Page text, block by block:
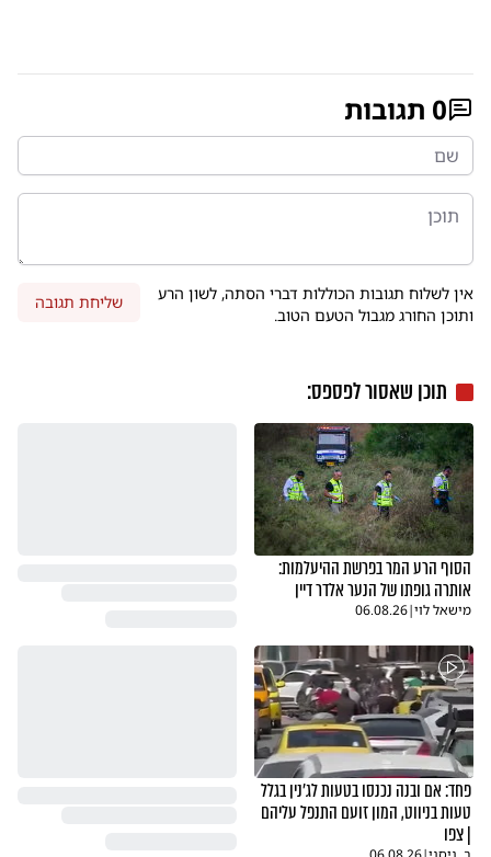
0 תגובות
אין לשלוח תגובות הכוללות דברי הסתה, לשון הרע
ותוכן החורג מגבול הטעם הטוב.
שליחת תגובה
תוכן שאסור לפספס:
הסוף הרע המר בפרשת ההיעלמות:
אותרה גופתו של הנער אלדר דיין
מישאל לוי|
06.08.26
פחד: אם ובנה נכנסו בטעות לג'נין בגלל
טעות בניווט, המון זועם התנפל עליהם
| צפו